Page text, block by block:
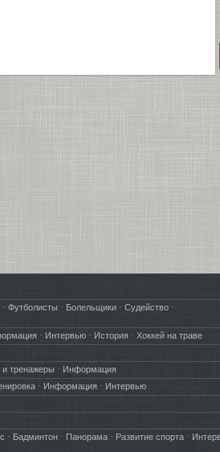
· Футболисты · Болельщики· Судейство·
· Интервью· История· Хоккей на траве
и тренажеры · Информация
· Информация· Интервью
· Бадминтон· Панорама· Развитие спорта·